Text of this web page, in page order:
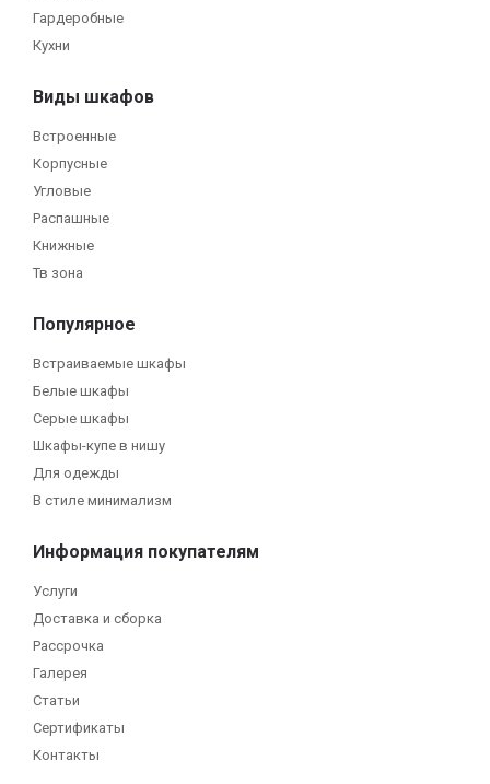
Гардеробные
Кухни
Виды шкафов
Встроенные
Корпусные
Угловые
Распашные
Книжные
Тв зона
Популярное
Встраиваемые шкафы
Белые шкафы
Серые шкафы
Шкафы-купе в нишу
Для одежды
В стиле минимализм
Информация покупателям
Услуги
Доставка и сборка
Рассрочка
Галерея
Статьи
Сертификаты
Контакты